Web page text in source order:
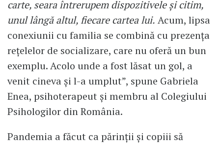
carte, seara întrerupem dispozitivele și citim,
unul lângă altul, fiecare cartea lui. Acum, lipsa
conexiunii cu familia se combină cu prezența
rețelelor de socializare, care nu oferă un bun
exemplu. Acolo unde a fost lăsat un gol, a
venit cineva și l-a umplut”, spune Gabriela
Enea, psihoterapeut și membru al Colegiului
Psihologilor din România.
Pandemia a făcut ca părinții și copiii să